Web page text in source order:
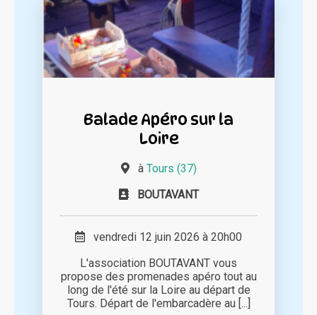
Balade Apéro sur la
Loire
à Tours (37)
BOUTAVANT
vendredi 12 juin 2026 à 20h00
L'association BOUTAVANT vous
propose des promenades apéro tout au
long de l'été sur la Loire au départ de
Tours. Départ de l'embarcadère au [...]